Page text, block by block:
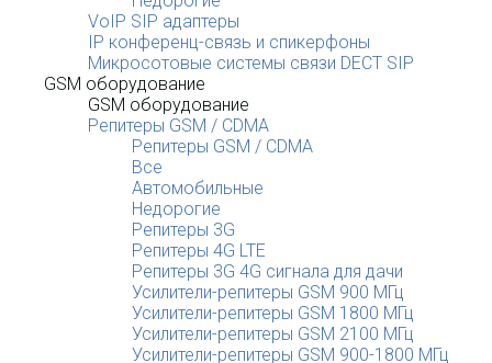
VoIP SIP адаптеры
IP конференц-связь и спикерфоны
Микросотовые системы связи DECT SIP
GSM оборудование
GSM оборудование
Репитеры GSM / CDMA
Репитеры GSM / CDMA
Все
Автомобильные
Недорогие
Репитеры 3G
Репитеры 4G LTE
Репитеры 3G 4G сигнала для дачи
Усилители-репитеры GSM 900 МГц
Усилители-репитеры GSM 1800 МГц
Усилители-репитеры GSM 2100 МГц
Усилители-репитеры GSM 900-1800 МГц